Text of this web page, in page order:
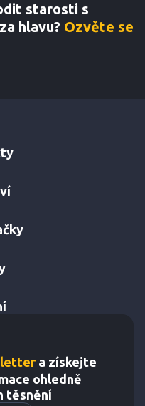
starosti s
hlavu? Ozvěte se
a získejte
ohledně
těsnění